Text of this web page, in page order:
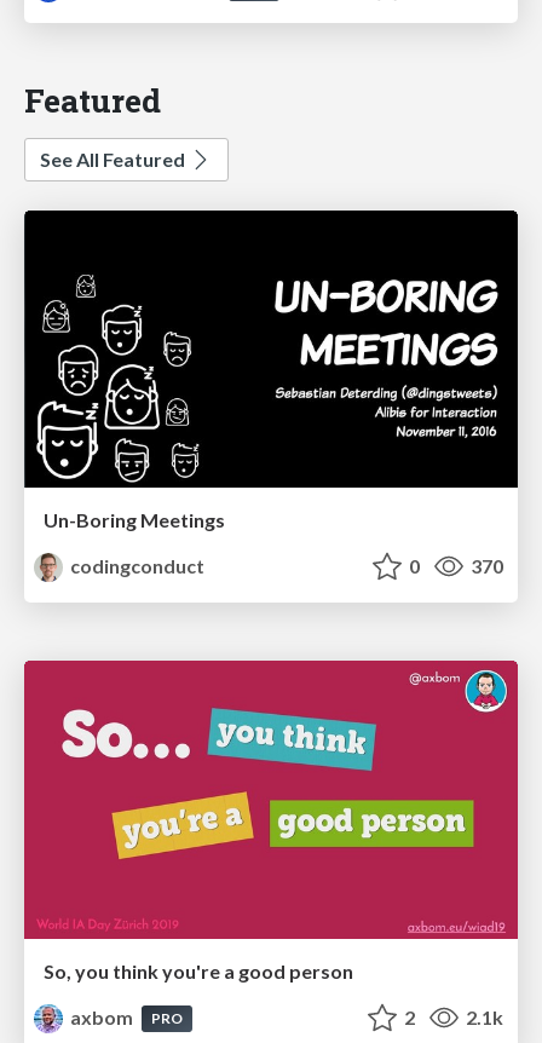
Featured
See All Featured
Un-Boring Meetings
codingconduct
0 370
So, you think you're a good person
axbom
PRO 2 2.1k